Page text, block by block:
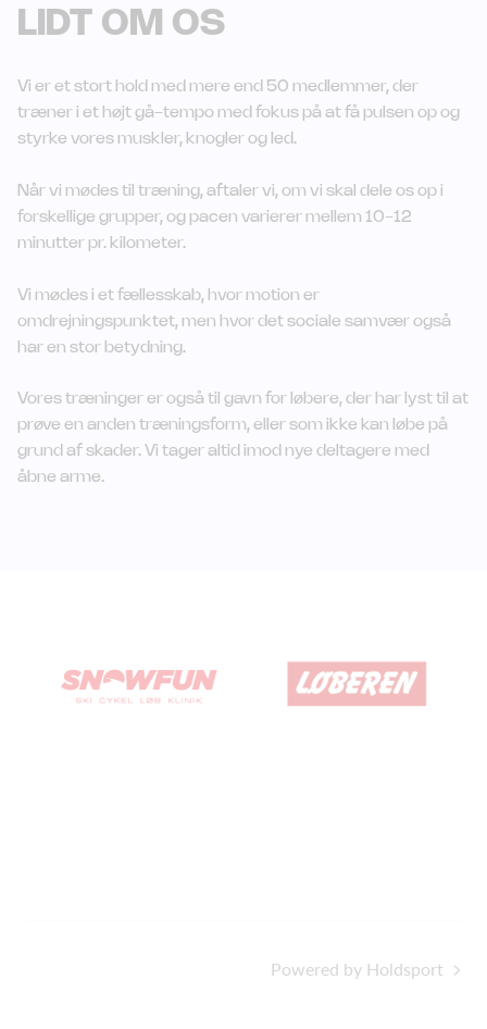
LIDT OM OS
Vi er et stort hold med mere end 50 medlemmer, der
træner i et højt gå-tempo med fokus på at få pulsen op og
styrke vores muskler, knogler og led.
Når vi mødes til træning, aftaler vi, om vi skal dele os op i
forskellige grupper, og pacen varierer mellem 10-12
minutter pr. kilometer.
Vi mødes i et fællesskab, hvor motion er
omdrejningspunktet, men hvor det sociale samvær også
har en stor betydning.
Vores træninger er også til gavn for løbere, der har lyst til at
prøve en anden træningsform, eller som ikke kan løbe på
grund af skader. Vi tager altid imod nye deltagere med
åbne arme.
Powered by Holdsport